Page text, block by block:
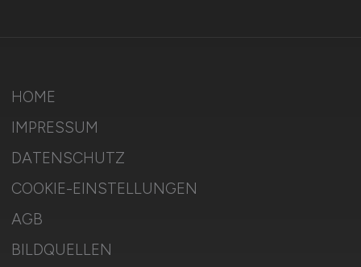
HOME
IMPRESSUM
DATENSCHUTZ
COOKIE-EINSTELLUNGEN
AGB
BILDQUELLEN